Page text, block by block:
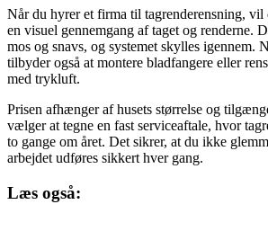
Når du hyrer et firma til tagrenderensning, vil
en visuel gennemgang af taget og renderne.
mos og snavs, og systemet skylles igennem.
tilbyder også at montere bladfangere eller
med trykluft.
Prisen afhænger af husets størrelse og
vælger at tegne en fast serviceaftale, hvor
to gange om året. Det sikrer, at du ikke
arbejdet udføres sikkert hver gang.
Læs også: